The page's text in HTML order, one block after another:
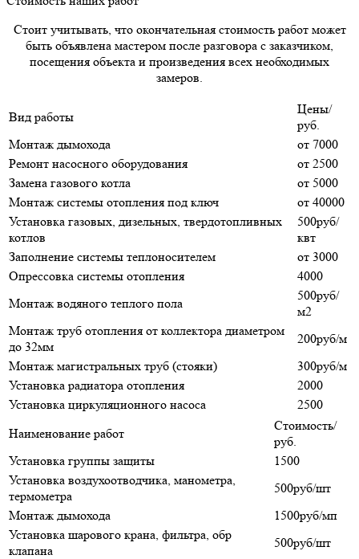
Стоит учитывать, что окончательная стоимость работ может
быть объявлена мастером после разговора с заказчиком,
посещения объекта и произведения всех необходимых
замеров.
Вид работы
Цены/
руб.
Монтаж дымохода
от 7000
Ремонт насосного оборудования
от 2500
Замена газового котла
от 5000
Монтаж системы отопления под ключ
от 40000
Установка газовых, дизельных, твердотопливных
котлов
500руб/
квт
Заполнение системы теплоносителем
от 3000
Опрессовка системы отопления
4000
Монтаж водяного теплого пола
500руб/
м2
Монтаж труб отопления от коллектора диаметром
до 32мм
200руб/м
Монтаж магистральных труб (стояки)
300руб/м
Установка радиатора отопления
2000
Установка циркуляционного насоса
2500
Наименование работ
Стоимость/
руб.
Установка группы защиты
1500
Установка воздухоотводчика, манометра,
термометра
500руб/шт
Монтаж дымохода
1500руб/мп
Установка шарового крана, фильтра, обр
клапана
500руб/шт